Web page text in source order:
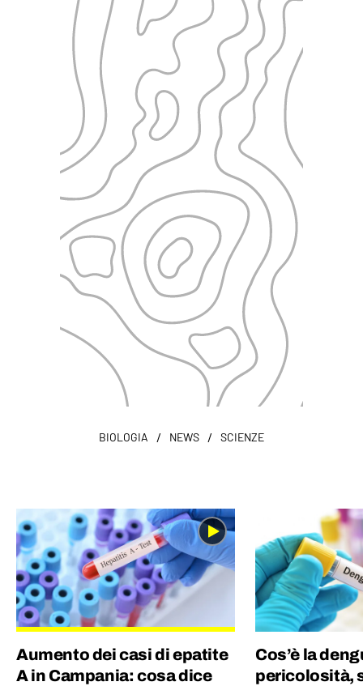
BIOLOGIA / NEWS / SCIENZE
Aumento dei casi di epatite
A in Campania: cosa dice
Cos’è la
pericolosità,